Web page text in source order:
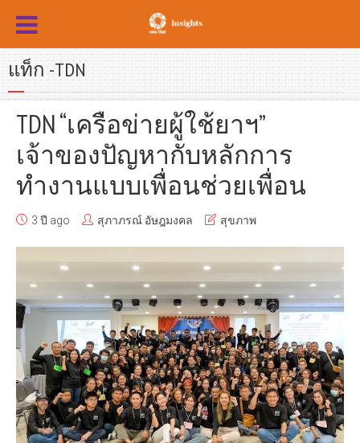
แท็ก -TDN
TDN “เครือข่ายผู้ใช้ยาฯ”
เจ้าของปัญหากับหลักการ
ทำงานแบบเพื่อนช่วยเพื่อน
3 ปี ago สุภาภรณ์ อัษฎมงคล สุขภาพ